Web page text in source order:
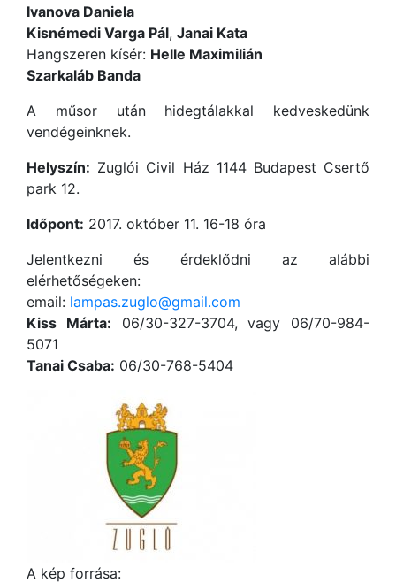
Ivanova Daniela
Kisnémedi Varga Pál, Janai Kata
Hangszeren kísér: Helle Maximilián
Szarkaláb Banda
A műsor után hidegtálakkal kedveskedünk
vendégeinknek.
Helyszín: Zuglói Civil Ház 1144 Budapest Csertő
park 12.
Időpont: 2017. október 11. 16-18 óra
Jelentkezni és érdeklődni az alábbi
elérhetőségeken:
email: lampas.zuglo@gmail.com
Kiss Márta: 06/30-327-3704, vagy 06/70-984-
5071
Tanai Csaba: 06/30-768-5404
A kép forrása: